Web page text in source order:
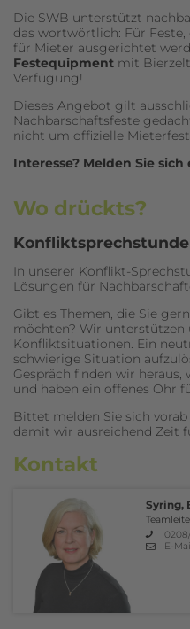
Die SWB unterstützt
das wortwörtlich: Für
für Mieter ausgerichtet
Festequipment mit
Verfügung!
Dieses Angebot gilt
Nachbarschaftsfeste
nicht um offizielle
Interesse? Melden Sie
Wo drückts?
Konfliktsprechstunde
In unserer Konflikt-
Lösungen für
Gibt es Themen, die Sie
möchten? Wir unterstützen
Konfliktsituationen. Ein
schwierige Situation
Gespräch finden wir
und haben ein offenes Ohr
Bittet melden Sie sich
damit wir ausreichend Zeit
Kontakt
Syring,
E-